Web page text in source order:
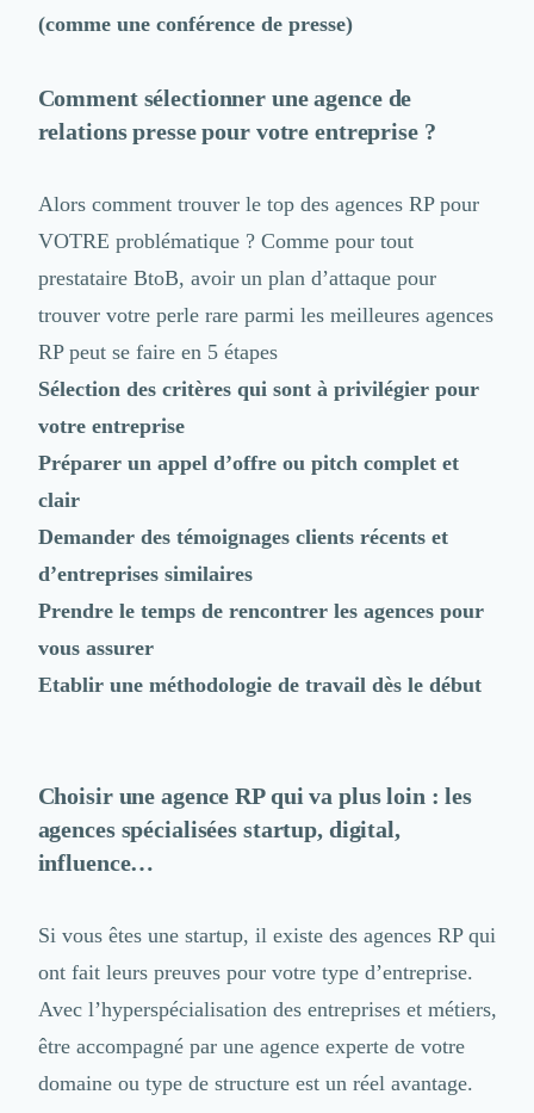
(comme une conférence de presse)
Comment sélectionner une agence de
relations presse pour votre entreprise ?
Alors comment trouver le top des agences RP pour
VOTRE problématique ? Comme pour tout
prestataire BtoB, avoir un plan d’attaque pour
trouver votre perle rare parmi les meilleures agences
RP peut se faire en 5 étapes
Sélection des critères qui sont à privilégier pour
votre entreprise
Préparer un appel d’offreou pitch complet et
clair
Demander des témoignages clients récents et
d’entreprises similaires
Prendre le temps de rencontrer les agences pour
vous assurer
Etablir une méthodologie de travail dès le début
Choisir une agence RP qui va plus loin : les
agences spécialisées startup, digital,
influence…
Si vous êtes une startup, il existe des agences RP qui
ont fait leurs preuvespour votre type d’entreprise.
Avec l’hyperspécialisation des entreprises et métiers,
être accompagné par une agence experte de votre
domaine ou type de structure est un réel avantage.